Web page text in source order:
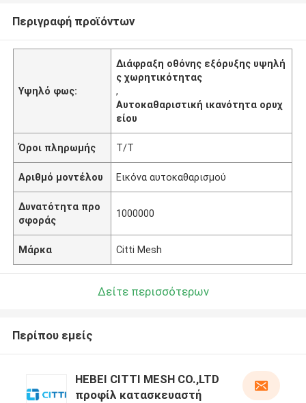
Περιγραφή προϊόντων
Υψηλό φως:
Διάφραξη οθόνης εξόρυξης υψηλή
ς χωρητικότητας
,
Αυτοκαθαριστική ικανότητα ορυχ
είου
Όροι πληρωμής Τ/Τ
Αριθμό μοντέλου Εικόνα αυτοκαθαρισμού
Δυνατότητα προ
σφοράς
1000000
Μάρκα Citti Mesh
Δείτε περισσότερων
Περίπου εμείς
HEBEI CITTI MESH CO.,LTD
προφίλ κατασκευαστή